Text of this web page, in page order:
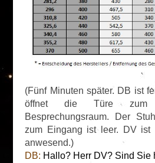
(Fünf Minuten später. DB ist
öffnet die Türe zum
Besprechungsraum. Der
zum Eingang ist leer. DV ist
anwesend.)
DB: Hallo? Herr DV? Sind Sie